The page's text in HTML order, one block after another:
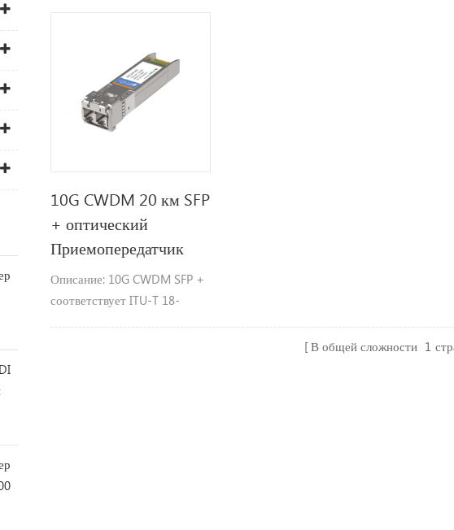
10G CWDM 20 км SFP
+ оптический
Приемопередатчик
Описание: 10G CWDM SFP +
соответствует ITU-T 18-
В общей сложности 1